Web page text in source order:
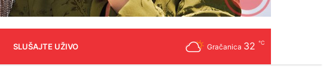
SLUŠAJTE UŽIVO Gračanica 32 ℃